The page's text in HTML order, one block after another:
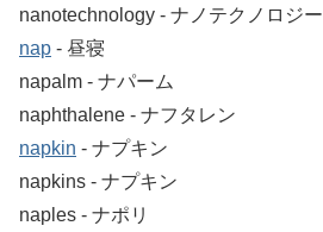
nanotechnology ‐ ナノテクノロジー
nap ‐ 昼寝
napalm ‐ ナパーム
naphthalene ‐ ナフタレン
napkin ‐ ナプキン
napkins ‐ ナプキン
naples ‐ ナポリ